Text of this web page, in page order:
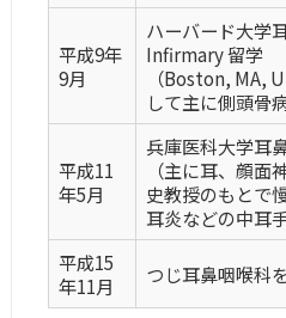
平成9年
9月
ハーバード大学
Infirmary 留学
（Boston, MA,
して主に側頭骨
平成11
年5月
兵庫医科大学耳
（主に耳、顔
史教授のもとで
耳炎などの中耳
平成15
年11月
つじ耳鼻咽喉科